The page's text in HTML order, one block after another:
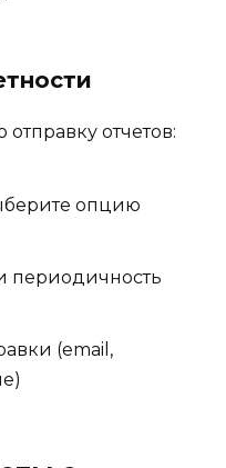
отчетов:
опцию
периодичность
(email,